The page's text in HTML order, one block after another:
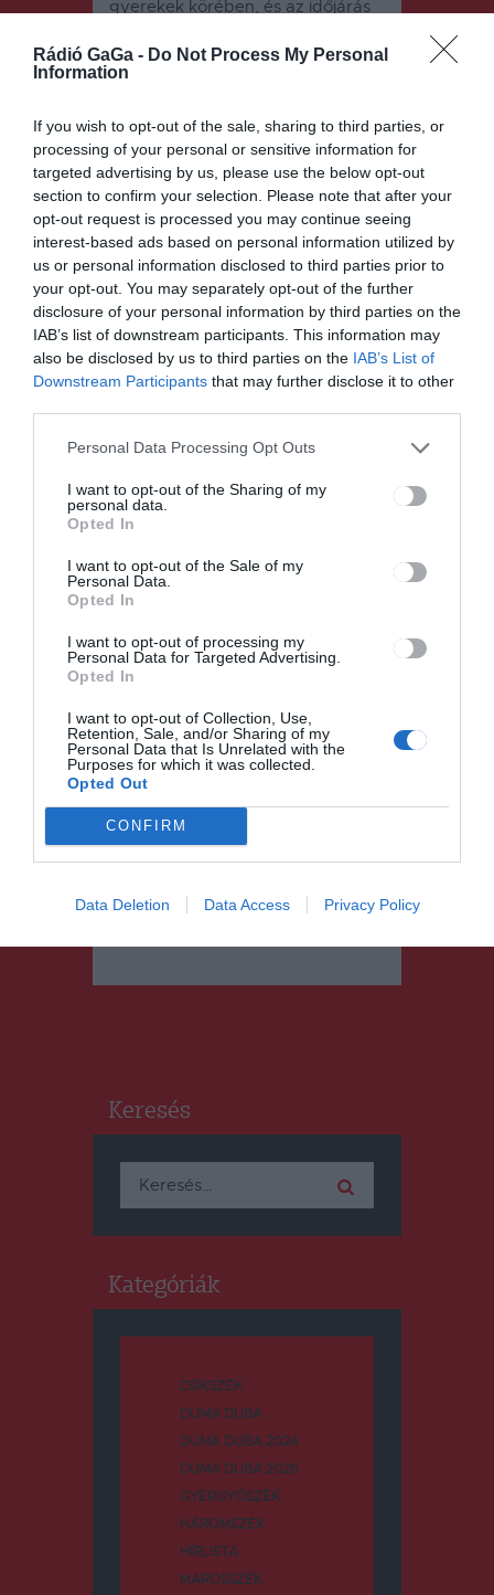
Rádió GaGa - Do Not Process My Personal
Information
If you wish to opt-out of the sale, sharing to third parties, or
processing of your personal or sensitive information for
targeted advertising by us, please use the below opt-out
section to confirm your selection. Please note that after your
opt-out request is processed you may continue seeing
interest-based ads based on personal information utilized by
us or personal information disclosed to third parties prior to
your opt-out. You may separately opt-out of the further
disclosure of your personal information by third parties on the
IAB’s list of downstream participants. This information may
also be disclosed by us to third parties on the IAB’s List of
Downstream Participants that may further disclose it to other
Personal Data Processing Opt Outs
I want to opt-out of the Sharing of my
personal data.
Opted In
I want to opt-out of the Sale of my
Personal Data.
Opted In
I want to opt-out of processing my
Personal Data for Targeted Advertising.
Opted In
I want to opt-out of Collection, Use,
Retention, Sale, and/or Sharing of my
Personal Data that Is Unrelated with the
Purposes for which it was collected.
Opted Out
CONFIRM
Data Deletion Data Access Privacy Policy
gyerekek körében, és az időjárás
ezért fontos, hogy, ha tüneteket
észlelnek a szülők a gyerekeken,
és különítsék el, ne engedjék
iskolába, közösségbe.
Bejegyzés
navigáció
ELŐZŐ
BEJEGYZÉS
TEDx
Sepsiszentg
alkalommal
n is
KÖVETKEZŐ
BEJEGYZÉS
Nem
korlátozzák
a villamos
használatát
Ez is érdekelheti
UDVARHELYSZÉK
Jelentős gondokat okoznak az
leaszfaltozott leányerdei úton
Keresés
Keresés:
Kategóriák
CSÍKSZÉK
DUMA DUBA
DUMA DUBA 2024
DUMA DUBA 2026
GYERGYÓSZÉK
HÁROMSZÉK
HÍRLISTA
MAROSSZÉK